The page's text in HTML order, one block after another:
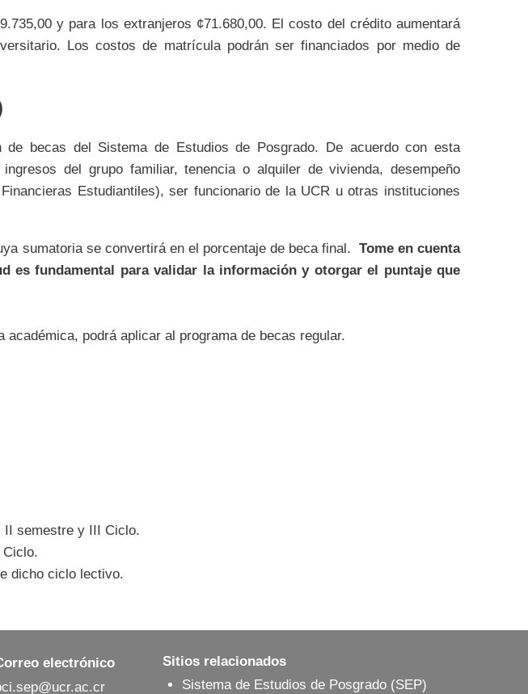
y para los extranjeros ¢71.680,00. El costo del crédito aumentará
Los costos de matrícula podrán ser financiados por medio de
becas del Sistema de Estudios de Posgrado. De acuerdo con esta
del grupo familiar, tenencia o alquiler de vivienda, desempeño
Estudiantiles), ser funcionario de la UCR u otras instituciones
sumatoria se convertirá en el porcentaje de beca final. Tome en cuenta
es fundamental para validar la información y otorgar el puntaje que
podrá aplicar al programa de becas regular.
II semestre y III Ciclo.
dicho ciclo lectivo.
electrónico
Sitios relacionados
Sistema de Estudios de Posgrado (SEP)